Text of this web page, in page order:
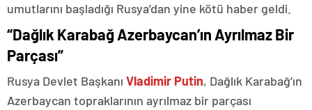
umutlarını başladığı Rusya’dan yine kötü haber geldi.
“Dağlık Karabağ Azerbaycan’ın Ayrılmaz Bir
Parçası”
Rusya Devlet Başkanı Vladimir Putin, Dağlık Karabağ’ın
Azerbaycan topraklarının ayrılmaz bir parçası